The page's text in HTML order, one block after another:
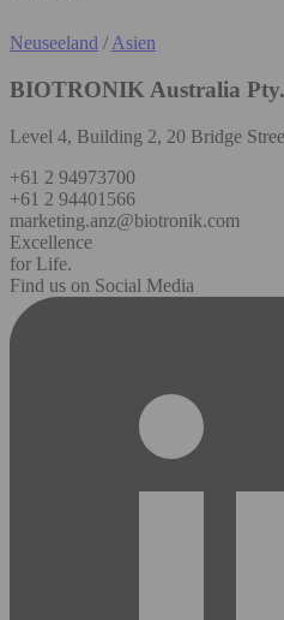
Neuseeland /Asien
BIOTRONIK Australia
Level 4, Building 2, 20 Bridge
+61 2 94973700
+61 2 94401566
marketing.anz@biotronik.com
Excellence
for Life.
Find us on Social Media